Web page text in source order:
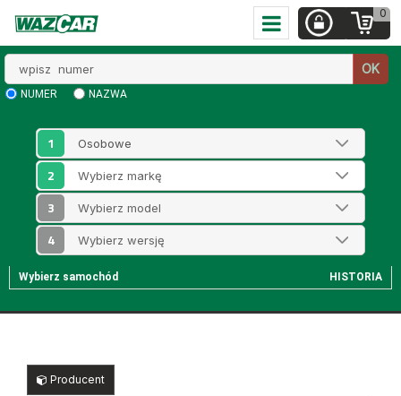
0
numer
OK
NUMER NAZWA
1
2
3
4
Wybierz samochód HISTORIA
Producent